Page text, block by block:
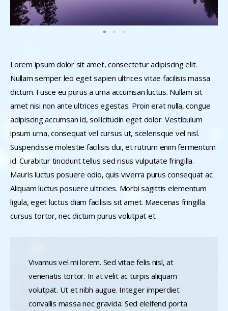
Lorem ipsum dolor sit amet, consectetur adipiscing elit.
Nullam semper leo eget sapien ultrices vitae facilisis massa
dictum. Fusce eu purus a urna accumsan luctus. Nullam sit
amet nisi non ante ultrices egestas. Proin erat nulla, congue
adipiscing accumsan id, sollicitudin eget dolor. Vestibulum
ipsum urna, consequat vel cursus ut, scelerisque vel nisl.
Suspendisse molestie facilisis dui, et rutrum enim fermentum
id. Curabitur tincidunt tellus sed risus vulputate fringilla.
Mauris luctus posuere odio, quis viverra purus consequat ac.
Aliquam luctus posuere ultricies. Morbi sagittis elementum
ligula, eget luctus diam facilisis sit amet. Maecenas fringilla
cursus tortor, nec dictum purus volutpat et.
Vivamus vel mi lorem. Sed vitae felis nisl, at
venenatis tortor. In at velit ac turpis aliquam
volutpat. Ut et nibh augue. Integer imperdiet
convallis massa nec gravida. Sed eleifend porta